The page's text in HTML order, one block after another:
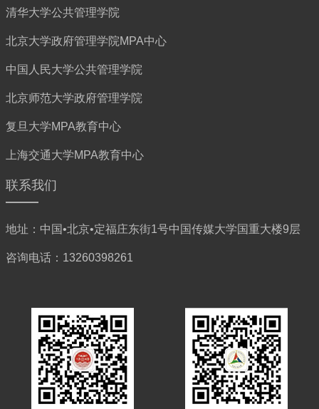
清华大学公共管理学院
北京大学政府管理学院MPA中心
中国人民大学公共管理学院
北京师范大学政府管理学院
复旦大学MPA教育中心
上海交通大学MPA教育中心
联系我们
地址：中国•北京•定福庄东街1号中国传媒大学国重大楼9层
咨询电话：13260398261